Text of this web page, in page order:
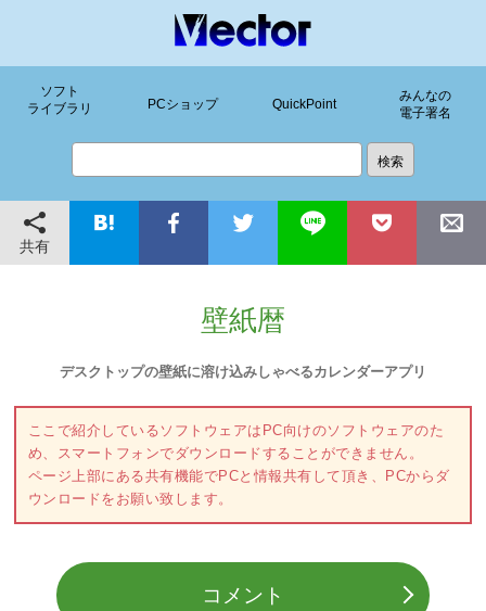
ソフト
ライブラリ
PCショップ QuickPoint
みんなの
電子署名
共有
壁紙暦
デスクトップの壁紙に溶け込みしゃべるカレンダーアプリ
ここで紹介しているソフトウェアはPC向けのソフトウェアのた
め、スマートフォンでダウンロードすることができません。
ページ上部にある共有機能でPCと情報共有して頂き、PCからダ
ウンロードをお願い致します。
コメント